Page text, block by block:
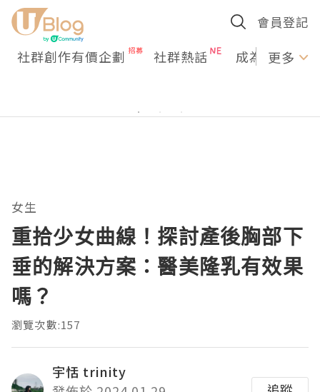
會員登記
社群創作有價企劃 社群熱話 成為U更多
女生
重拾少女曲線！探討產後胸部下
垂的解決方案：醫美隆乳有效果
嗎？
瀏覽次數:157
宇恬 trinity